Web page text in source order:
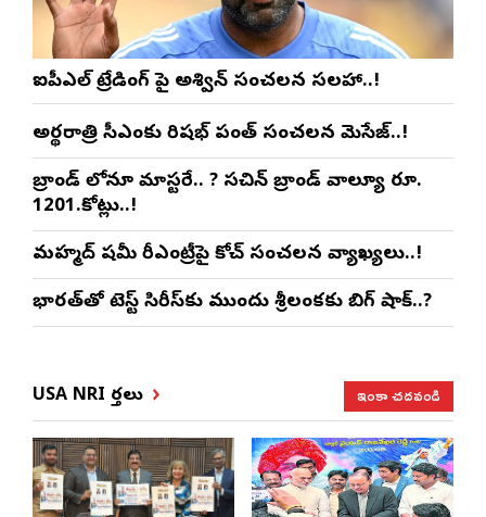
ఐపీఎల్ ట్రేడింగ్ పై అశ్విన్ సంచలన సలహా..!
అర్థరాత్రి సీఎంకు రిషభ్ పంత్ సంచలన మెసేజ్..!
బ్రాండ్ లోనూ మాస్టరే.. ? సచిన్ బ్రాండ్ వాల్యూ రూ.
1201.కోట్లు..!
మహ్మద్ షమీ రీఎంట్రీపై కోచ్ సంచలన వ్యాఖ్యలు..!
భారత్‌తో టెస్ట్ సిరీస్‌కు ముందు శ్రీలంకకు బిగ్ షాక్..?
USA NRI వార్తలు ఇంకా చదవండి